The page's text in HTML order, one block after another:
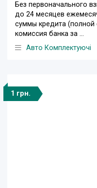
Без первоначального
до 24 месяцев
суммы кредита
комиссия банка за ...
Авто Комплектуючі
1 грн.